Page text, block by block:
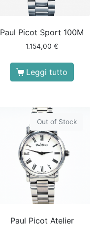
Paul Picot Sport 100M
1.154,00€
Leggi tutto
Out of Stock
Paul Picot Atelier